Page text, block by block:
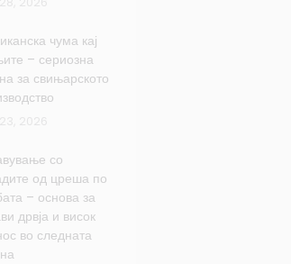
чума кај
– сериозна
за свињарското
со
од цреша по
– основа за
дрвја и висок
во следната